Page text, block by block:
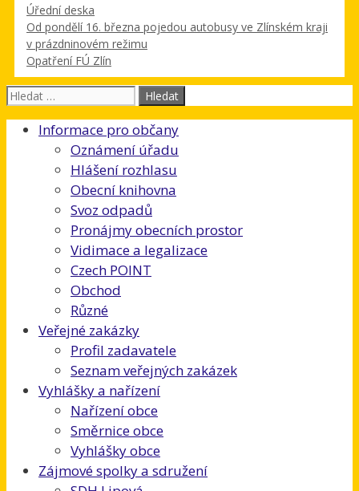
Rubriky
Úřední deska
Od pondělí 16. března pojedou autobusy ve Zlínském kraji
v prázdninovém režimu
Opatření FÚ Zlín
Hledat:
Informace pro občany
Oznámení úřadu
Hlášení rozhlasu
Obecní knihovna
Svoz odpadů
Pronájmy obecních prostor
Vidimace a legalizace
Czech POINT
Obchod
Různé
Veřejné zakázky
Profil zadavatele
Seznam veřejných zakázek
Vyhlášky a nařízení
Nařízení obce
Směrnice obce
Vyhlášky obce
Zájmové spolky a sdružení